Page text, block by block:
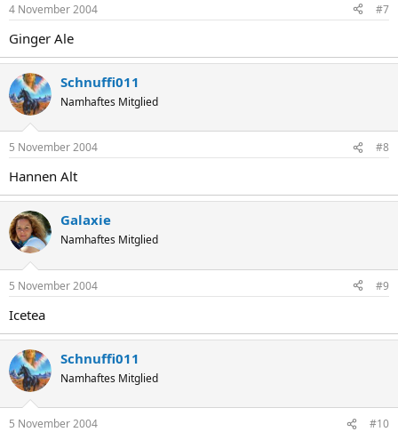
4 November 2004 #7
Ginger Ale
Schnuffi011
Namhaftes Mitglied
5 November 2004 #8
Hannen Alt
Galaxie
Namhaftes Mitglied
5 November 2004 #9
Icetea
Schnuffi011
Namhaftes Mitglied
5 November 2004 #10